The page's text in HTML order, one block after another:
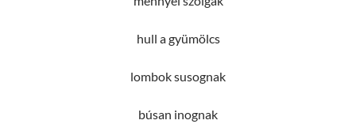
hull a gyümölcs
lombok susognak
búsan inognak